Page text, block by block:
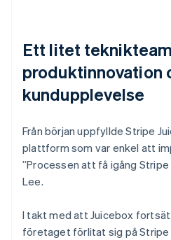
Ett litet
produktinnovation
kundupplevelse
Från början uppfyllde Stripe
plattform som var enkel att
”Processen att få igång
Lee.
I takt med att Juicebox
företaget förlitat sig på